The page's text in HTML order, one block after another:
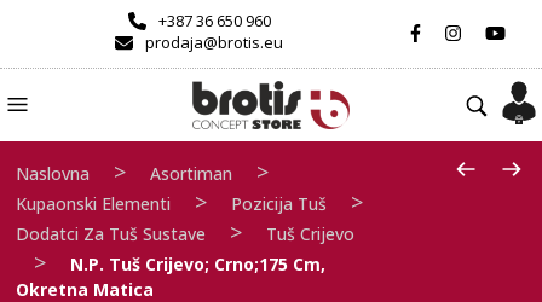
+387 36 650 960
prodaja@brotis.eu
Naslovna > Asortiman >
Kupaonski Elementi > Pozicija Tuš >
Dodatci Za Tuš Sustave > Tuš Crijevo
>
N.P. Tuš Crijevo; Crno;175 Cm,
Okretna Matica